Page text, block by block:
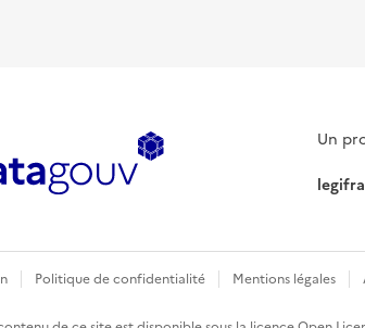
Un
Politique de confidentialité Mentions légales